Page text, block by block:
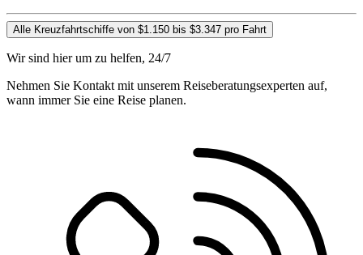
Alle Kreuzfahrtschiffe von $1.150 bis $3.347 pro Fahrt
Wir sind hier um zu helfen, 24/7
Nehmen Sie Kontakt mit unserem Reiseberatungsexperten auf,
wann immer Sie eine Reise planen.